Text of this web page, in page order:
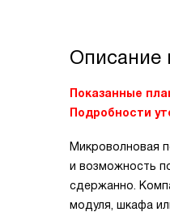
Описание
Показанные
Подробности
Микроволновая
и возможность
сдержанно.
модуля, шкафа